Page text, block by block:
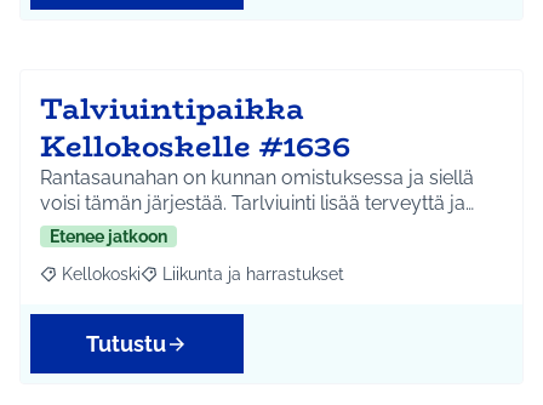
Talviuintipaikka
Kellokoskelle #1636
Rantasaunahan on kunnan omistuksessa ja siellä
voisi tämän järjestää. Tarlviuinti lisää terveyttä ja…
Etenee jatkoon
Rajaa tulokset aihepiirin mukaan: Kellokoski
Kellokoski Rajaa tulokset teeman mukaan: Liikunta ja
Liikunta ja harrastukset
Tutustu